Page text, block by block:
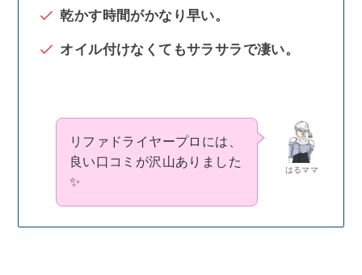
乾かす時間がかなり早い。
オイル付けなくてもサラサラで凄い。
はるママ
リファドライヤープロには、
良い口コミが沢山ありました
✨